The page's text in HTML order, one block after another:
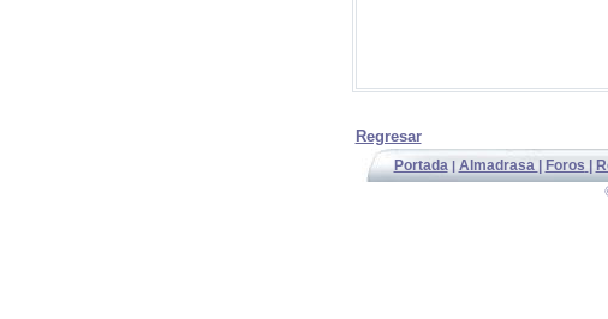
Regresar
Portada | Almadrasa Foros